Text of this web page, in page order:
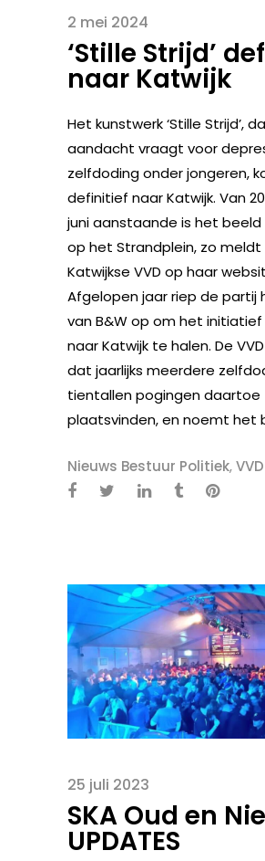
2 mei 2024
‘Stille Strijd’
naar Katwijk
Het kunstwerk ‘Stille Strijd’,
aandacht vraagt voor
zelfdoding onder jongeren,
definitief naar Katwijk. Van
juni aanstaande is het
op het Strandplein, zo meldt
Katwijkse VVD op haar
Afgelopen jaar riep de partij
van B&W op om het initiatief
naar Katwijk te halen. De
dat jaarlijks meerdere
tientallen pogingen daartoe
plaatsvinden, en noemt het
Nieuws Bestuur Politiek,VVD
25 juli 2023
SKA Oud en
UPDATES